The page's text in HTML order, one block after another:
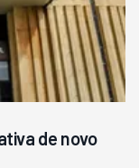
de novo